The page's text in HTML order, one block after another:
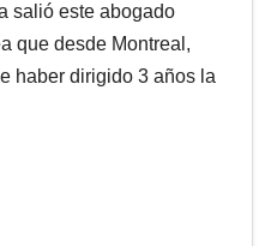
salió este abogado
que desde Montreal,
haber dirigido 3 años la